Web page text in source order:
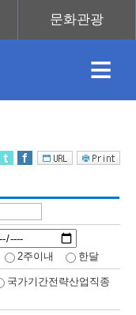
≡
2주이내 한달
국가기간전략산업직종